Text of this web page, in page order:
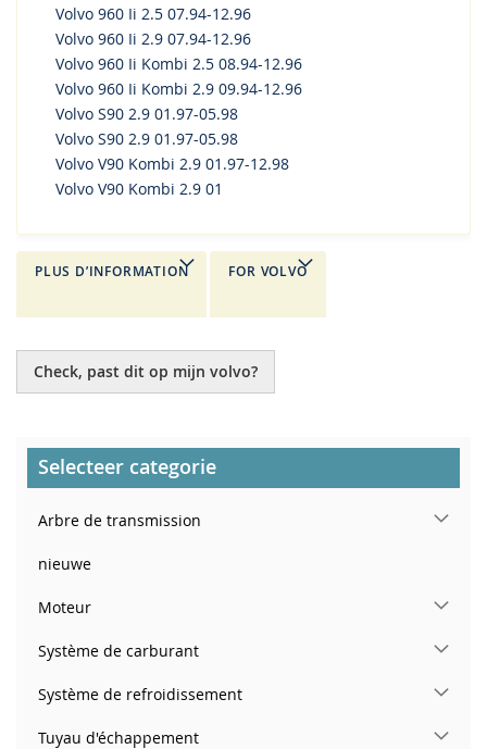
Volvo 960 Ii 2.5 07.94-12.96
Volvo 960 Ii 2.9 07.94-12.96
Volvo 960 Ii Kombi 2.5 08.94-12.96
Volvo 960 Ii Kombi 2.9 09.94-12.96
Volvo S90 2.9 01.97-05.98
Volvo S90 2.9 01.97-05.98
Volvo V90 Kombi 2.9 01.97-12.98
Volvo V90 Kombi 2.9 01
PLUS D’INFORMATION FOR VOLVO
Check, past dit op mijn volvo?
Selecteer categorie
Arbre de transmission
nieuwe
Moteur
Système de carburant
Système de refroidissement
Tuyau d'échappement